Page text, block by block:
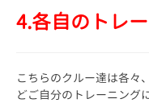
4.各自のトレ
こちらのクルー達は各々
どご自分のトレーニング